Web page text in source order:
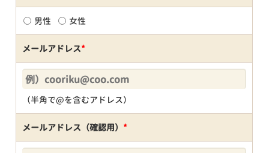
男性 女性
メールアドレス*
（半角で@を含むアドレス）
メールアドレス（確認用） *